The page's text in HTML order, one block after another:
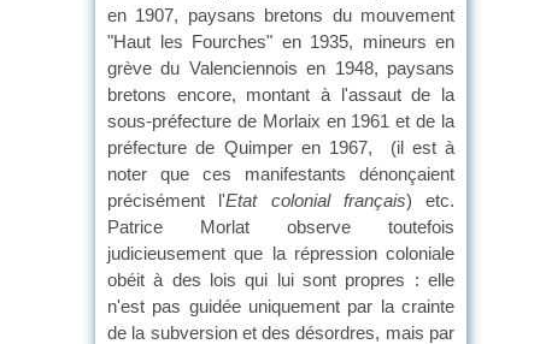
en 1907, paysans bretons du mouvement
"Haut les Fourches" en 1935, mineurs en
grève du Valenciennois en 1948, paysans
bretons encore, montant à l'assaut de la
sous-préfecture de Morlaix en 1961 et de la
préfecture de Quimper en 1967, (il est à
noter que ces manifestants dénonçaient
précisément l'Etat colonial français) etc.
Patrice Morlat observe toutefois
judicieusement que la répression coloniale
obéit à des lois qui lui sont propres : elle
n'est pas guidée uniquement par la crainte
de la subversion et des désordres, mais par